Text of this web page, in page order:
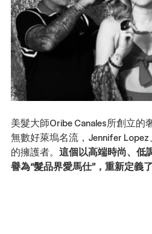
美髮大師Oribe Canales所創立的
無數好萊塢名流，Jennifer
的擁護者。 這個以高端時尚、低
譽為“髮品界愛馬仕”，重新定義